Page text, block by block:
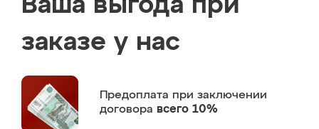
Ваша выгода при
заказе у нас
Предоплата при заключении
договора всего 10%